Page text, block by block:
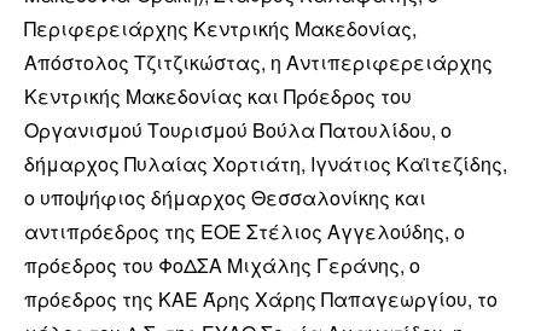
Περιφερειάρχης Κεντρικής Μακεδονίας,
Απόστολος Τζιτζικώστας, η Αντιπεριφερειάρχης
Κεντρικής Μακεδονίας και Πρόεδρος του
Οργανισμού Τουρισμού Βούλα Πατουλίδου, ο
δήμαρχος Πυλαίας Χορτιάτη, Ιγνάτιος Καϊτεζίδης,
ο υποψήφιος δήμαρχος Θεσσαλονίκης και
αντιπρόεδρος της ΕΟΕ Στέλιος Αγγελούδης, ο
πρόεδρος του ΦοΔΣΑ Μιχάλης Γεράνης, ο
πρόεδρος της ΚΑΕ Άρης Χάρης Παπαγεωργίου, το